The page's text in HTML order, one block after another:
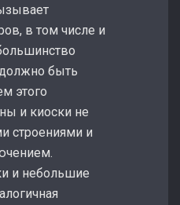
в том числе и
быть
этого
и киоски не
строениями и
и небольшие